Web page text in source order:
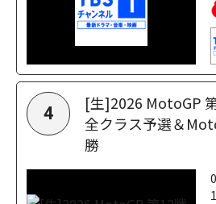
4
[生]2026 MotoGP
全クラス予選＆
勝